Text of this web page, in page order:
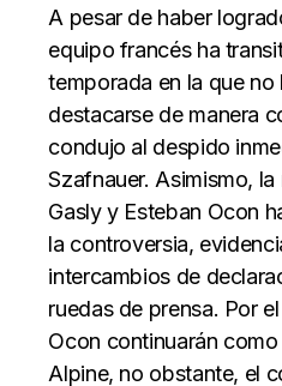
A pesar de haber
equipo francés ha
temporada en la que no
destacarse de manera
condujo al despido
Szafnauer. Asimismo,
Gasly y Esteban Ocon
la controversia,
intercambios de
ruedas de prensa. Por
Ocon continuarán
Alpine, no obstante, el